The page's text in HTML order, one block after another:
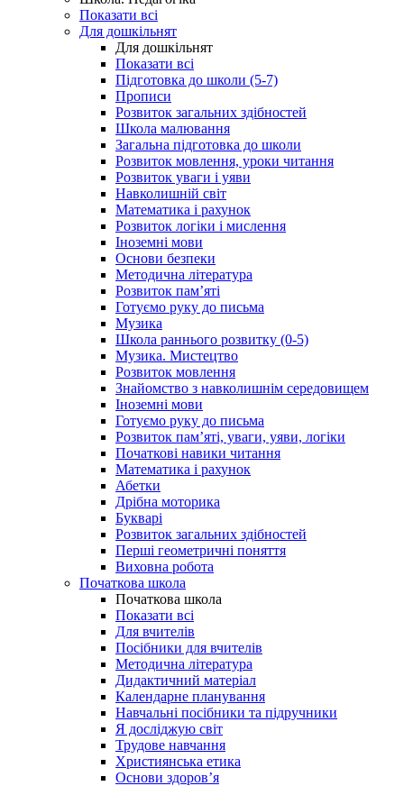
Показати всі
Для дошкільнят
Для дошкільнят
Показати всі
Підготовка до школи (5-7)
Прописи
Розвиток загальних здібностей
Школа малювання
Загальна підготовка до школи
Розвиток мовлення, уроки читання
Розвиток уваги і уяви
Навколишній світ
Математика і рахунок
Розвиток логіки і мислення
Іноземні мови
Основи безпеки
Методична література
Розвиток пам’яті
Готуємо руку до письма
Музика
Школа раннього розвитку (0-5)
Музика. Мистецтво
Розвиток мовлення
Знайомство з навколишнім середовищем
Іноземні мови
Готуємо руку до письма
Розвиток пам’яті, уваги, уяви, логіки
Початкові навики читання
Математика і рахунок
Абетки
Дрібна моторика
Букварі
Розвиток загальних здібностей
Перші геометричні поняття
Виховна робота
Початкова школа
Початкова школа
Показати всі
Для вчителів
Посібники для вчителів
Методична література
Дидактичний матеріал
Календарне планування
Навчальні посібники та підручники
Я досліджую світ
Трудове навчання
Християнська етика
Основи здоров’я